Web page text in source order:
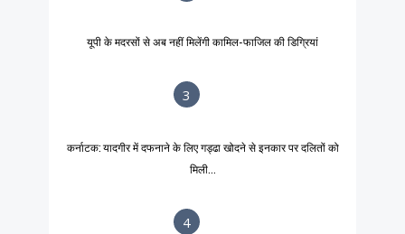
यूपी के मदरसों से अब नहीं मिलेंगी कामिल-फाजिल की डिग्रियां
3
कर्नाटक: यादगीर में दफनाने के लिए गड्ढा खोदने से इनकार पर दलितों को
मिली...
4